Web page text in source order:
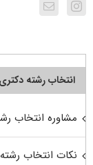
انتخاب رشته دکتری
مشاوره انتخاب
نکات انتخاب